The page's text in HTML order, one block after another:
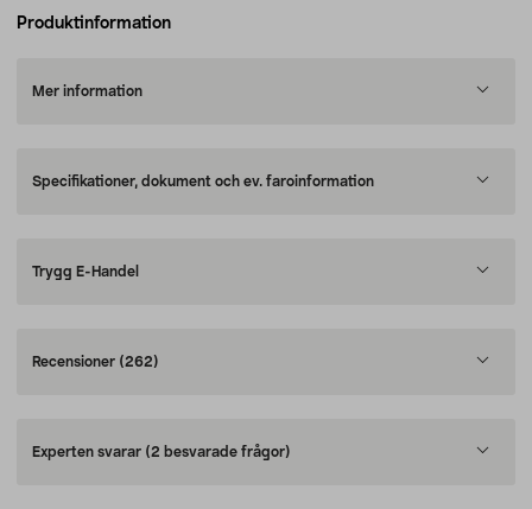
Produktinformation
Mer information
Specifikationer, dokument och ev. faroinformation
Trygg E-Handel
Recensioner (262)
Experten svarar (2 besvarade frågor)